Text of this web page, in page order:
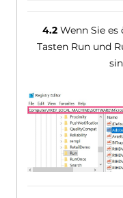
4.2 Wenn Sie
Tasten Run und